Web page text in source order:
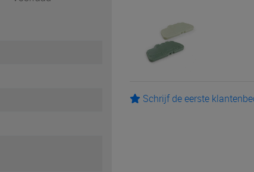
Schrijf de eerste